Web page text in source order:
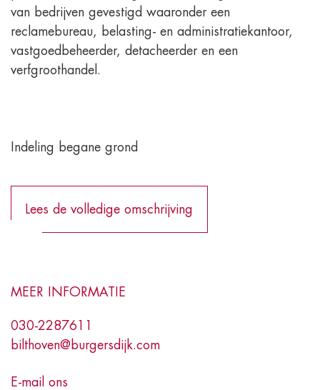
van bedrijven gevestigd waaronder een
reclamebureau, belasting- en administratiekantoor,
vastgoedbeheerder, detacheerder en een
verfgroothandel.
Indeling begane grond
Lees de volledige omschrijving
MEER INFORMATIE
030-2287611
bilthoven@burgersdijk.com
E-mail ons